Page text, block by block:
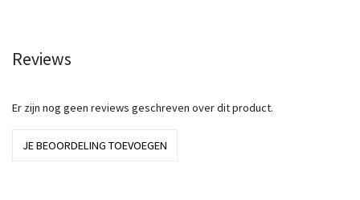
Reviews
Er zijn nog geen reviews geschreven over dit product.
JE BEOORDELING TOEVOEGEN